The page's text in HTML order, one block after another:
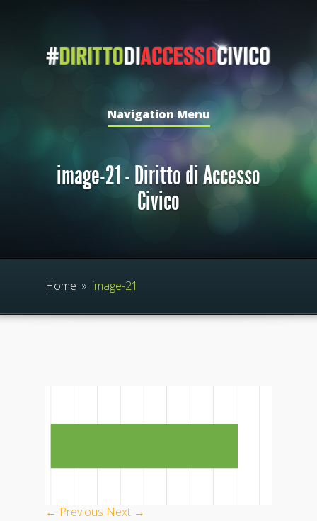
Navigation Menu
image-21 - Diritto di Accesso
Civico
Home » image-21
← Previous Next →